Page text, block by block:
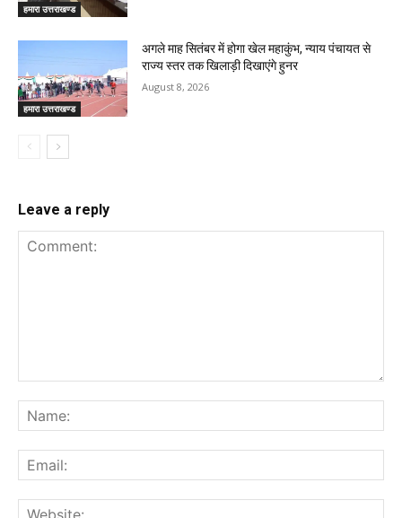
हमारा उत्तराखण्ड
हमारा उत्तराखण्ड
अगले माह सितंबर में होगा खेल महाकुंभ, न्याय पंचायत से
राज्य स्तर तक खिलाड़ी दिखाएंगे हुनर
August 8, 2026
Leave a reply